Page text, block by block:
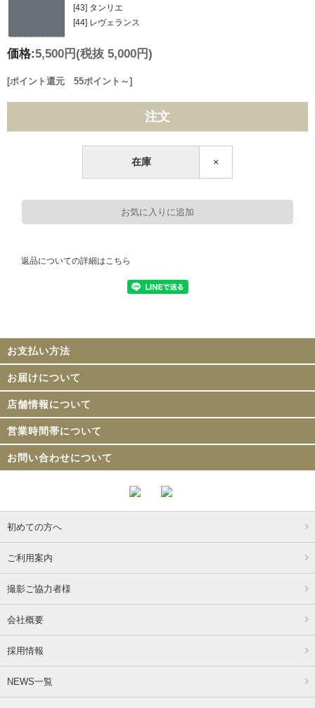
[43] タンリエ
[44] レヴェランス
価格:5,500円 (税抜 5,000円)
[ポイント還元 55ポイント～]
注文
在庫 ×
返品についての詳細はこちら
お支払い方法
お届けについて
店舗情報について
営業時間帯について
お問い合わせについて
初めての方へ
ご利用案内
撮影ご協力者様
会社概要
採用情報
NEWS一覧